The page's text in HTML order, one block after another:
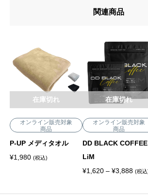
関連商品
オンライン販売対象
商品
P-UP メディタオル
¥1,980 (税込)
在庫切れ
オンライン販売対象
商品
DD BLACK
LiM
¥1,620 – ¥3,888価(税込
在庫切れ